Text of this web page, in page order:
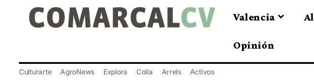
Valencia
Opinión
Culturarte AgroNews Explora Colla Arrels Activos